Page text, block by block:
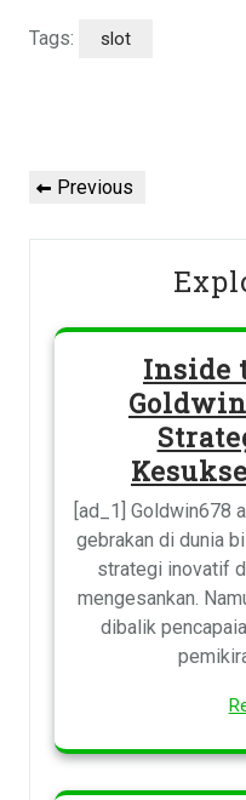
Tags: slot
navigation
Previous
Previous
Inside
[ad_1] Goldwin678
gebrakan di dunia
strategi inovatif
mengesankan.
dibalik